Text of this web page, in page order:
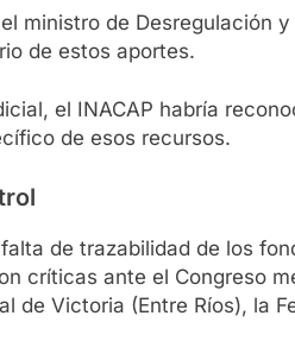
ministro de Desregulación
de estos aportes.
el INACAP habría
de esos recursos.
de trazabilidad de los
críticas ante el Congreso
de Victoria (Entre Ríos), la